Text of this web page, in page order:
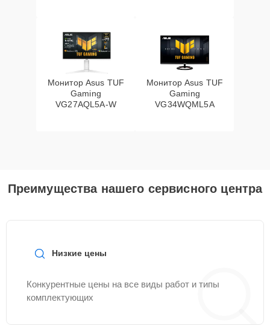
Монитор Asus TUF
Gaming
VG27AQL5A-W
Монитор Asus TUF
Gaming
VG34WQML5A
Преимущества нашего сервисного центра
Низкие цены
Конкурентные цены на все виды работ и типы
комплектующих